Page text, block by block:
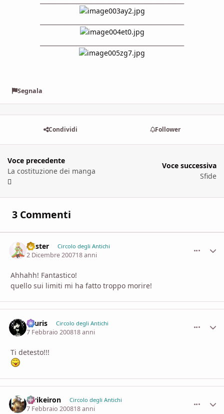
Segnala
Condividi Follower
Voce precedente
La costituzione dei manga
Voce successiva
Sfide
3 Commenti
Alister Circolo degli Antichi
2 Dicembre 200718 anni
Ahhahh! Fantastico!
quello sui limiti mi ha fatto troppo morire!
Feuris Circolo degli Antichi
7 Febbraio 200818 anni
Ti detesto!!!
Strikeiron Circolo degli Antichi
7 Febbraio 200818 anni